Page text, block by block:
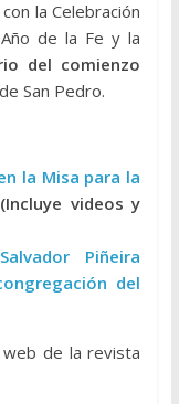
la Celebración
de la Fe y la
del comienzo
San Pedro.
la Misa para la
(Incluye videos y
Piñeira
del
de la revista